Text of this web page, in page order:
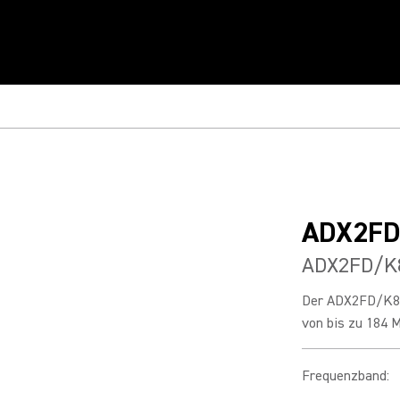
ADX2FD/
Der ADX2FD/
von bis zu 184
Frequenzband: